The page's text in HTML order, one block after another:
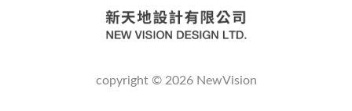
copyright © 2026 NewVision